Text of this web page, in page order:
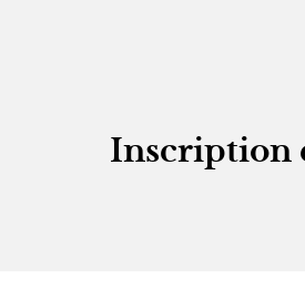
Inscription